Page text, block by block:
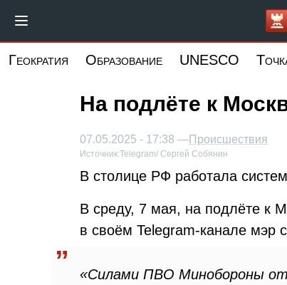
основному
Геократия Образование UNESCO
На подлёте к
07.05.2025 - 17:38 —Происшествия
Источник:Telegram/ Сергей Собянин
В столице РФ работала
В среду, 7 мая, на подлёте к
в своём Telegram-канале мэр
«Силами ПВО Минобороны